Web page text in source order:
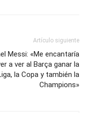
Artículo siguiente
Messi: «Me encantaría
a ver al Barça ganar la
la Copa y también la
Champions»